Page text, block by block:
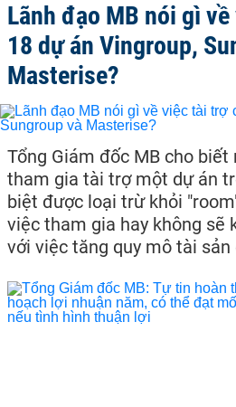
Lãnh đạo MB nói gì
18 dự án Vingroup,
Masterise?
Tổng Giám đốc MB cho biết
tham gia tài trợ một dự án
biệt được loại trừ khỏi
việc tham gia hay không sẽ
với việc tăng quy mô tài sản